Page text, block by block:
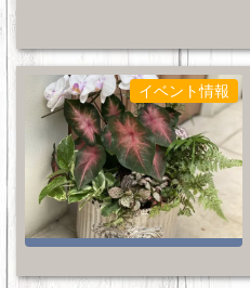
イベント情報